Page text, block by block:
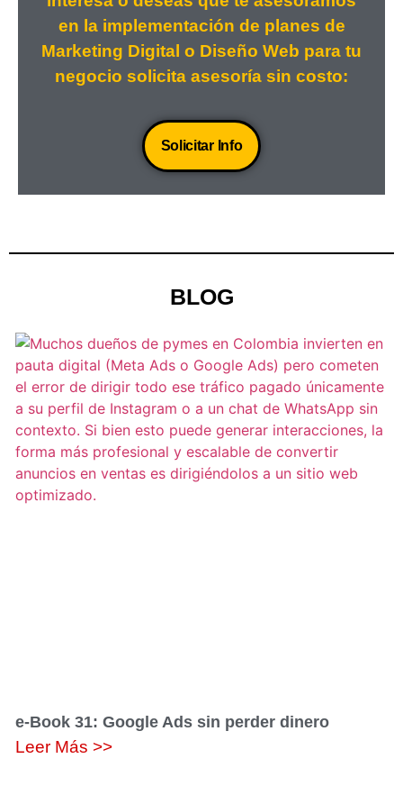
en la implementación de planes de
Marketing Digital o Diseño Web para tu
negocio solicita asesoría sin costo:
Solicitar Info
BLOG
e-Book 31: Google Ads sin perder dinero
Leer Más >>